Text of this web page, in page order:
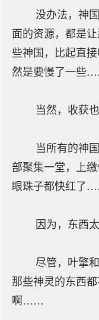
没办法，神国
面的资源，都是
些神国，比起直
然是要慢了一些
当然，收获也
当所有的神国
部聚集一堂，上
眼珠子都快红了
因为，东西太
尽管，叶擎和
那些神灵的东西
啊……